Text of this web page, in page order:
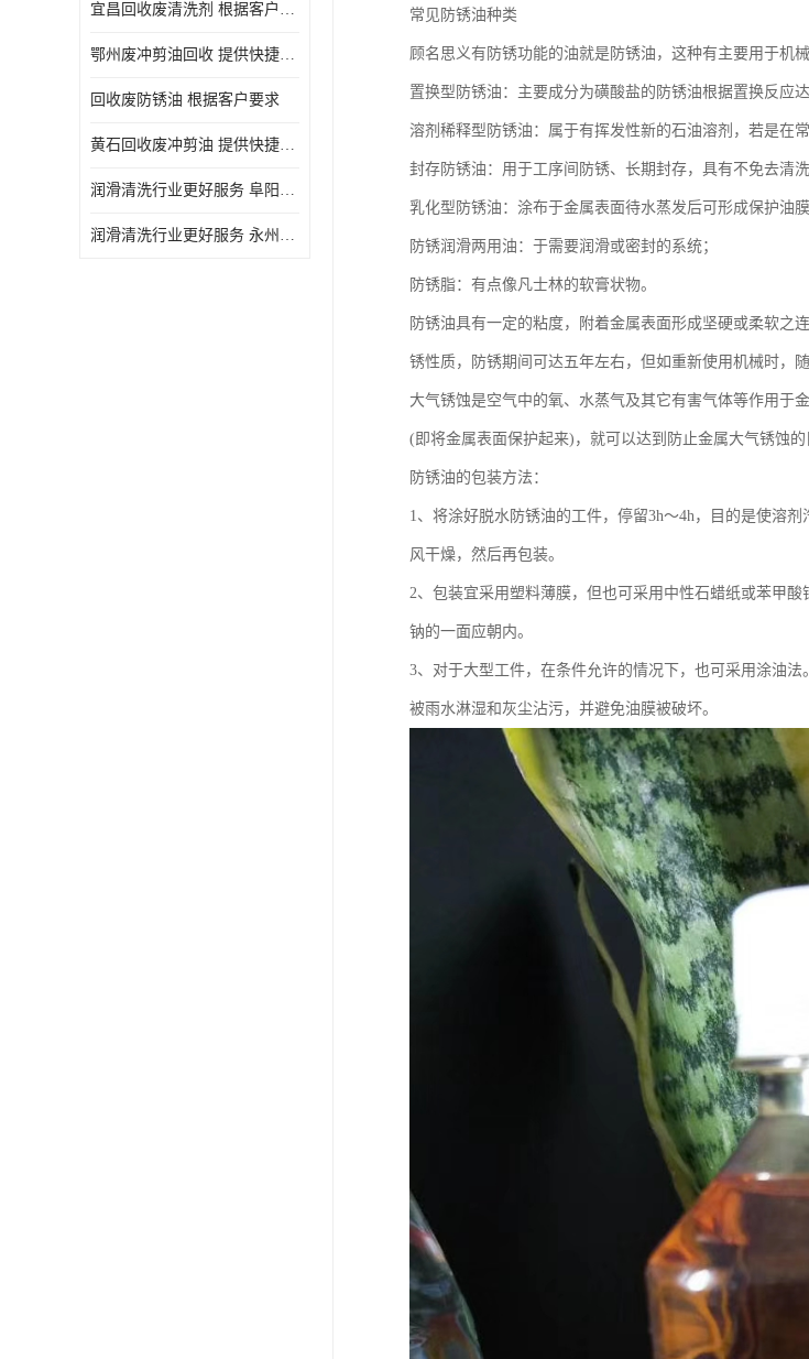
宜昌回收废清洗剂 根据客户要求
鄂州废冲剪油回收 提供快捷上门处理
回收废防锈油 根据客户要求
黄石回收废冲剪油 提供快捷上门处理
润滑清洗行业更好服务 阜阳回收废防锈油
润滑清洗行业更好服务 永州废冲剪油回收
常见防锈油种类
顾名思义有防锈功能的油就是防锈油，这种有主要用于机
置换型防锈油：主要成分为磺酸盐的防锈油根据置换反应达
溶剂稀释型防锈油：属于有挥发性新的石油溶剂，若是在
封存防锈油：用于工序间防锈、长期封存，具有不免去清洗
乳化型防锈油：涂布于金属表面待水蒸发后可形成保护油膜
防锈润滑两用油：于需要润滑或密封的系统；
防锈脂：有点像凡士林的软膏状物。
防锈油具有一定的粘度，附着金属表面形成坚硬或柔软之
锈性质，防锈期间可达五年左右，但如重新使用机械时，
大气锈蚀是空气中的氧、水蒸气及其它有害气体等作用于
(即将金属表面保护起来)，就可以达到防止金属大气锈蚀
防锈油的包装方法：
1、将涂好脱水防锈油的工件，停留3h～4h，目的是使溶
风干燥，然后再包装。
2、包装宜采用塑料薄膜，但也可采用中性石蜡纸或苯甲
钠的一面应朝内。
3、对于大型工件，在条件允许的情况下，也可采用涂油
被雨水淋湿和灰尘沾污，并避免油膜被破坏。